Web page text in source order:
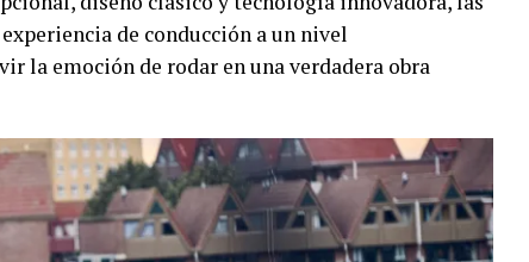
de conducción a un nivel
la emoción de rodar en una verdadera obra